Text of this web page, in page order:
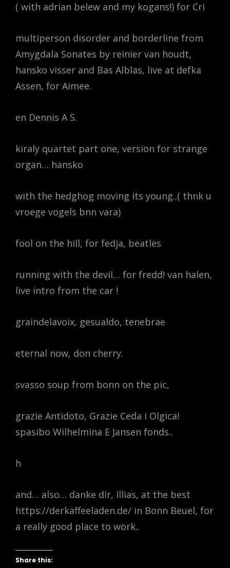
( with adrian belew and my kogans!) for Cri
multiperson disorder and borderline from
Amygdala Sonates by reinier van houdt,
hansko visser and Bas Alblas, live at defka
Assen, for Aimee.
en Dennis A S.
kiraly quartet part one, version for strange
organ… hansko
with the hedghog moving its young..( thnk u
vroege vogels bnn vara)
fool on the hill, for fedja, beatles
running with the devil… for fredd! van halen,
live intro from the car !
graindelavoix, gesualdo, tenebrae
eternal now, don cherry.
svasso soup from bonn on the pic,
grazie Antidoto, Grazie Ceda i Olgica!
spasibo Wilhelmina E Jansen fonds..
h
and… also… danke dir, Illias, at the best
https://derkaffeeladen.de/ in Bonn Beuel, for
a really good place to work..
Share this: